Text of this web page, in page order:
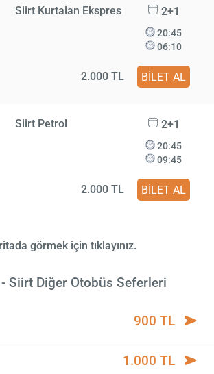
Siirt Kurtalan Ekspres 2+1
20:45
06:10
2.000 TL BİLET AL
Siirt Petrol 2+1
20:45
09:45
2.000 TL BİLET AL
görmek için tıklayınız.
Siirt Diğer Otobüs Seferleri
900 TL
1.000 TL